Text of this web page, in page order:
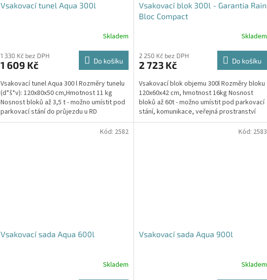
Vsakovací tunel Aqua 300l
Skladem
1 330 Kč bez DPH
1 609 Kč Do košíku
Vsakovací tunel Aqua 300 l Rozměry tunelu
(d*š*v): 120x80x50 cm,Hmotnost 11 kg
Nosnost bloků až 3,5 t - možno umístit pod
parkovací stání do průjezdu u RD
Vsakovací blok 300l - Garantia Rain
Bloc Compact
produktu
je
z
5
hvězdiček.
Skladem
2 250 Kč bez DPH
2 723 Kč Do košíku
Vsakovací blok objemu 300l Rozměry bloku
120x60x42 cm, hmotnost 16kg Nosnost
bloků až 60t - možno umístit pod parkovací
stání, komunikace, veřejná prostranství
Cena včetně...
Vsakovací sada Aqua 600l
Skladem
Kód: 2582
Vsakovací sada Aqua 900l
Skladem
Kód: 2583